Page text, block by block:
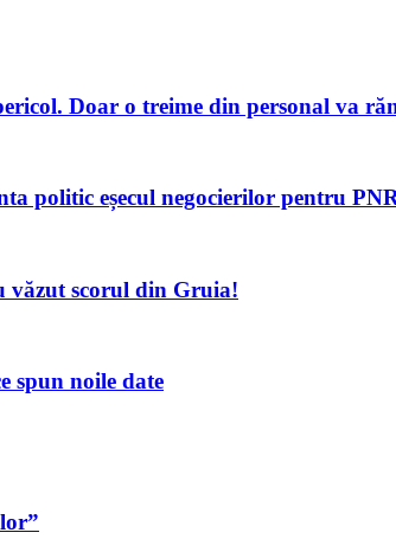
Doar o treime din personal va
politic eșecul negocierilor pentru
văzut scorul din Gruia!
spun noile date